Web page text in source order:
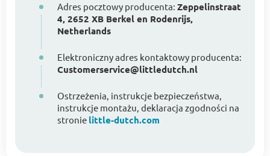
Adres pocztowy producenta: Zeppelinstraat
4, 2652 XB Berkel en Rodenrijs,
Netherlands
Elektroniczny adres kontaktowy producenta:
Customerservice@littledutch.nl
Ostrzeżenia, instrukcje bezpieczeństwa,
instrukcje montażu, deklaracja zgodności na
stronie little-dutch.com